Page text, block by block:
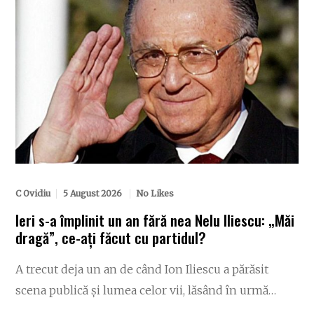
C Ovidiu 5 August 2026 No Likes
Ieri s-a împlinit un an fără nea Nelu Iliescu: „Măi
dragă”, ce-ați făcut cu partidul?
A trecut deja un an de când Ion Iliescu a părăsit
scena publică și lumea celor vii, lăsând în urmă…